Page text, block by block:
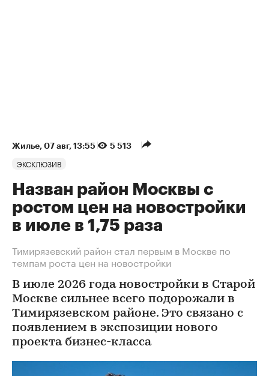
Жилье⁠, 07 авг, 13:55 5 513
ЭКСКЛЮЗИВ
Назван район Москвы с
ростом цен на новостройки
в июле в 1,75 раза
Тимирязевский район стал первым в Москве по
темпам роста цен на новостройки
В июле 2026 года новостройки в Старой
Москве сильнее всего подорожали в
Тимирязевском районе. Это связано с
появлением в экспозиции нового
проекта бизнес-класса